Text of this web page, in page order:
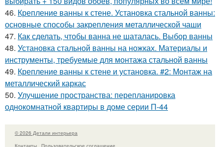
46. Крепление ванны к стене. Установка стальной ванны:
основные способы закрепления металлической чаши
47. Как сделать, чтобы ванна не шаталась. Выбор ванны
48. Установка стальной ванны на ножках. Материалы и
инструменты, требуемые для монтажа стальной ванны
49. Крепление ванны к стене и установка. #2: Монтаж на
металлический каркас
50. Улучшение пространства: перепланировка
однокомнатной квартиры в доме серии П-44
© 2026 Детали интерьера
Контакты
Пользовательское соглашение